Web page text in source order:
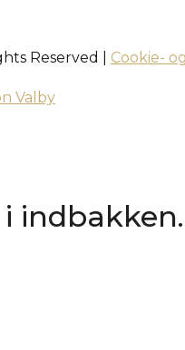
Reserved | Cookie-
Valby
indbakken.